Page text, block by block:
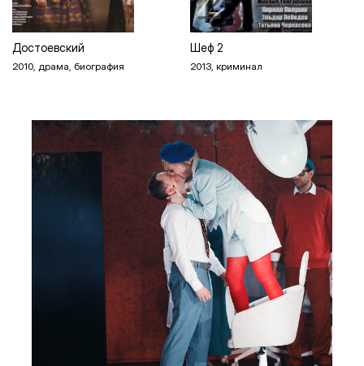
Достоевский
2010, драма, биография
Шеф 2
2013, криминал